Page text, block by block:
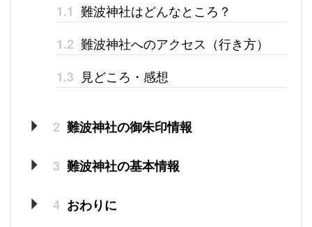
1.1 難波神社はどんなところ？
1.2 難波神社へのアクセス（行き方）
1.3 見どころ・感想
2 難波神社の御朱印情報
3 難波神社の基本情報
4 おわりに